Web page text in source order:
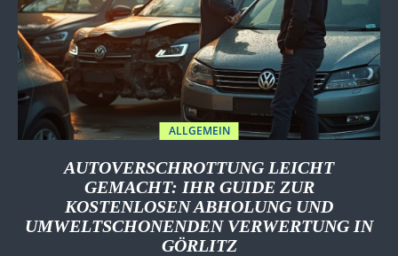
ALLGEMEIN
AUTOVERSCHROTTUNG LEICHT
GEMACHT: IHR GUIDE ZUR
KOSTENLOSEN ABHOLUNG UND
UMWELTSCHONENDEN VERWERTUNG IN
GÖRLITZ